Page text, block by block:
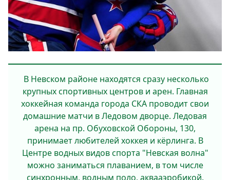
В Невском районе находятся сразу не­сколько
крупных спортивных центров и арен. Главная
хоккейная команда города СКА проводит свои
домашние матчи в Ледовом дворце. Ледовая
аре­на на пр. Обуховской Обороны, 130,
принимает любителей хоккея и кёр­линга. В
Центре водных видов спорта "Невская волна"
можно заниматься плаванием, в том числе
синхронным, водным поло, аквааэробикой.